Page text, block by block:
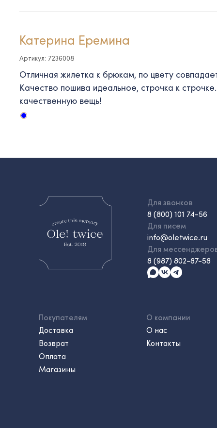
Катерина Еремина
Артикул: 7236008
Отличная жилетка к брюкам, по цвету
Качество пошива идеальное, строчка к
качественную вещь!
Для звонков
8 (800) 101 74-56
Для писем
info@oletwice.ru
Для
8 (987) 802-87-58
Покупателям
Доставка
Возврат
Оплата
Магазины
О компании
О нас
Контакты